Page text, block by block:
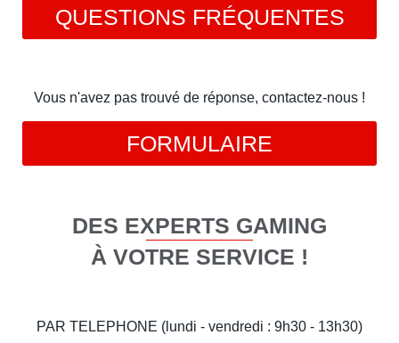
QUESTIONS FRÉQUENTES
Vous n'avez pas trouvé de réponse, contactez-nous !
FORMULAIRE
DES EXPERTS GAMING
À VOTRE SERVICE !
PAR TELEPHONE (lundi - vendredi : 9h30 - 13h30)